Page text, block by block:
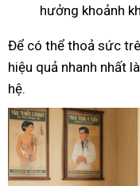
hưởng khoảnh
Để có thể thoả sức
hiệu quả nhanh nhất
hệ.